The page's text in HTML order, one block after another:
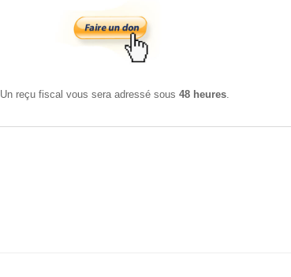
Un reçu fiscal vous sera adressé sous 48 heures.